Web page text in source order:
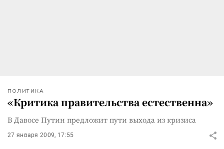
ПОЛИТИКА
«Критика правительства естественна»
В Давосе Путин предложит пути выхода из кризиса
27 января 2009, 17:55